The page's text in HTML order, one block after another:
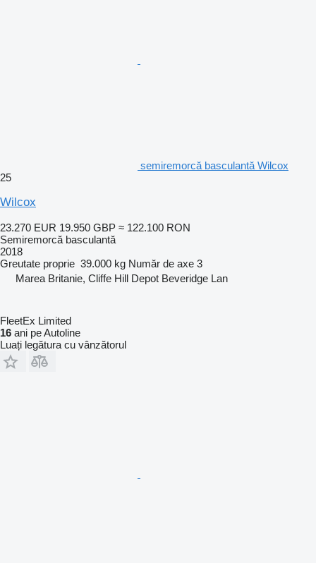
semiremorcă basculantă Wilcox
25
Wilcox
23.270 EUR 19.950 GBP ≈ 122.100 RON
Semiremorcă basculantă
2018
Greutate proprie 39.000 kg Număr de axe 3
Marea Britanie, Cliffe Hill Depot Beveridge Lan
FleetEx Limited
16 ani pe Autoline
Luați legătura cu vânzătorul